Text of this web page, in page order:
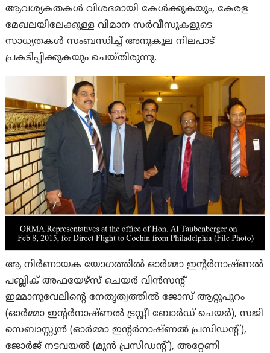
ആവശ്യകതകൾ വിശദമായി കേൾക്കുകയും, കേരള
മേഖലയിലേക്കുള്ള വിമാന സർവീസുകളുടെ
സാധ്യതകൾ സംബന്ധിച്ച് അനുകൂല നിലപാട്
പ്രകടിപ്പിക്കുകയും ചെയ്തിരുന്നു.
ആ നിർണായക യോഗത്തിൽ ഓർമ്മാ ഇൻ്റർനാഷ്ണൽ
പബ്ലിക് അഫയേഴ്സ് ചെയർ വിൻസൻ്റ്
ഇമ്മാനുവേലിൻ്റെ നേതൃത്വത്തിൽ ജോസ് ആറ്റുപുറം
(ഓർമ്മാ ഇൻ്റർനാഷ്ണൽ ട്രസ്റ്റീ ബോർഡ് ചെയർ), സജി
സെബാസ്റ്റ്യൻ (ഓർമ്മാ ഇൻ്റർനാഷ്ണൽ പ്രസിഡൻ്റ്),
ജോർജ് നടവയൽ (മുൻ പ്രസിഡൻ്റ്), അറ്റേണി